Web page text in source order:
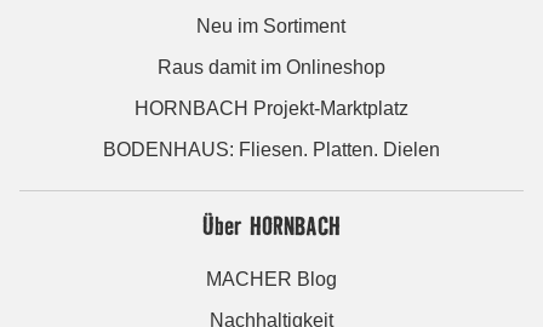
Neu im Sortiment
Raus damit im Onlineshop
HORNBACH Projekt-Marktplatz
BODENHAUS: Fliesen. Platten. Dielen
Über HORNBACH
MACHER Blog
Nachhaltigkeit